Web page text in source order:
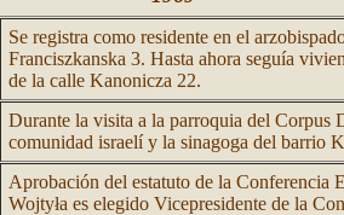
Se registra como residente en el
Franciszkanska 3. Hasta ahora seguía
de la calle Kanonicza 22.
Durante la visita a la parroquia del Corpus
comunidad israelí y la sinagoga del barrio
Aprobación del estatuto de la Conferencia
Wojtyła es elegido Vicepresidente de la